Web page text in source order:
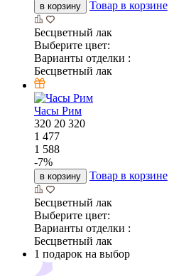
в корзину Товар в корзине
Бесцветный лак
Выберите цвет:
Варианты отделки :
Бесцветный лак
Часы Рим
320 20 320
1 477
1 588
-7%
в корзину Товар в корзине
Бесцветный лак
Выберите цвет:
Варианты отделки :
Бесцветный лак
1 подарок на выбор